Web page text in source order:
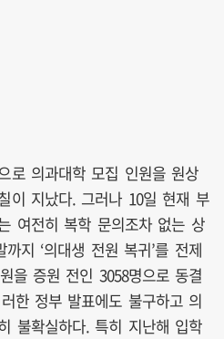
로 의과대학 모집 인원을 원상
이 지났다. 그러나 10일 현재 부
여전히 복학 문의조차 없는 상
지 ‘의대생 전원 복귀’를 전제
을 증원 전인 3058명으로 동결
한 정부 발표에도 불구하고 의
불확실하다. 특히 지난해 입학